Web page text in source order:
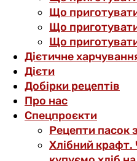
Що
Що
Що
Дієтичне
Дієти
Добірки рецептів
Про нас
Спецпроєкти
Рецепти пасок
Хлібний крафт.